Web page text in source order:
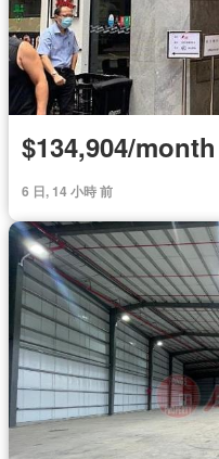
$134,904/month
6 日, 14 小時 前